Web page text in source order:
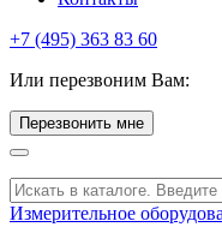
+7 (495) 363 83 60
Или перезвоним Вам:
Перезвонить мне
Измерительное